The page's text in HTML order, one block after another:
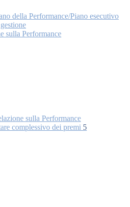
della Performance/Piano esecutivo
sulla Performance
sulla Performance
complessivo dei premi 5